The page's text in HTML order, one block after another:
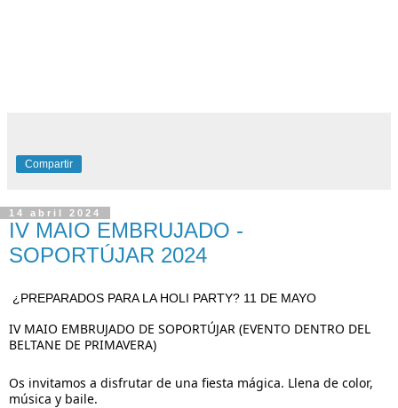
Compartir
14 abril 2024
IV MAIO EMBRUJADO -
SOPORTÚJAR 2024
¿PREPARADOS PARA LA HOLI PARTY? 11 DE MAYO
IV MAIO EMBRUJADO DE SOPORTÚJAR (EVENTO DENTRO DEL
BELTANE DE PRIMAVERA)
Os invitamos a disfrutar de una fiesta mágica. Llena de color,
música y baile.